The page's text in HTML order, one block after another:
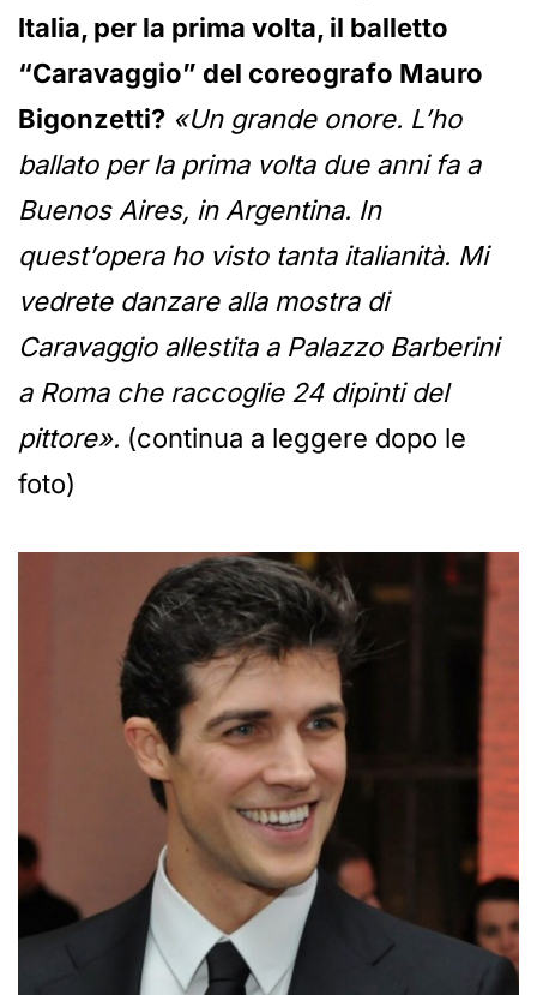
Italia, per la prima volta, il balletto
“Caravaggio” del coreografo Mauro
Bigonzetti? «Un grande onore. L’ho
ballato per la prima volta due anni fa a
Buenos Aires, in Argentina. In
quest’opera ho visto tanta italianità. Mi
vedrete danzare alla mostra di
Caravaggio allestita a Palazzo Barberini
a Roma che raccoglie 24 dipinti del
pittore». (continua a leggere dopo le
foto)